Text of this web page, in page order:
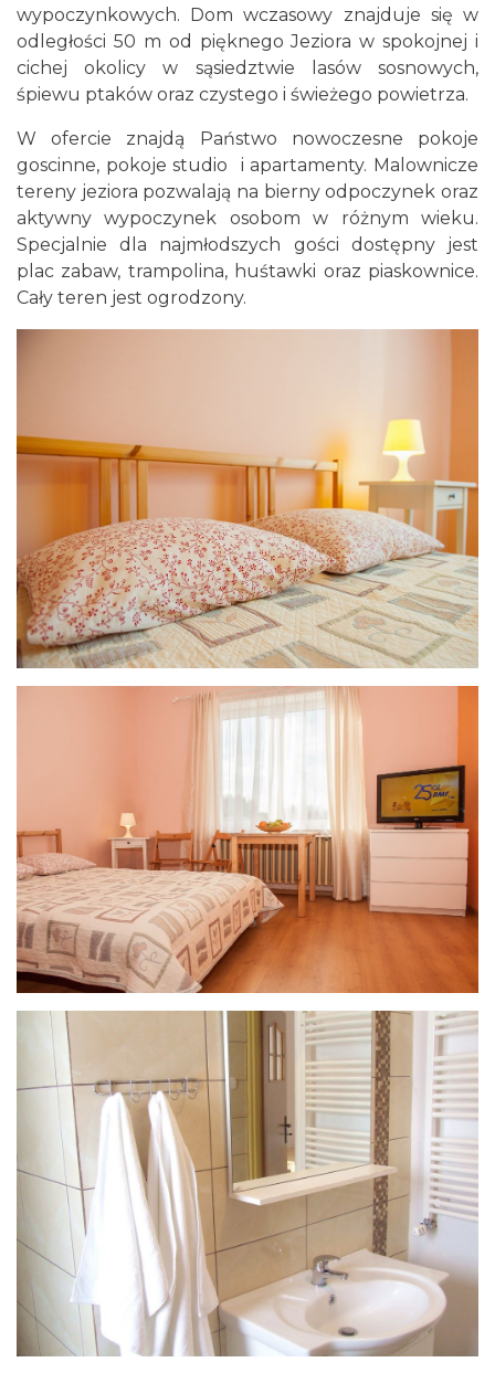
wypoczynkowych. Dom wczasowy znajduje się w
odległości 50 m od pięknego Jeziora w spokojnej i
cichej okolicy w sąsiedztwie lasów sosnowych,
śpiewu ptaków oraz czystego i świeżego powietrza.
W ofercie znajdą Państwo nowoczesne pokoje
goscinne, pokoje studio i apartamenty. Malownicze
tereny jeziora pozwalają na bierny odpoczynek oraz
aktywny wypoczynek osobom w różnym wieku.
Specjalnie dla najmłodszych gości dostępny jest
plac zabaw, trampolina, huśtawki oraz piaskownice.
Cały teren jest ogrodzony.